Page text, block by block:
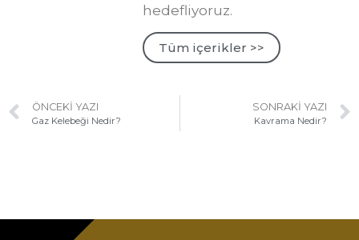
hedefliyoruz.
Tüm içerikler >>
ÖNCEKI YAZI
Gaz Kelebeği Nedir?
SONRAKI YAZI
Kavrama Nedir?